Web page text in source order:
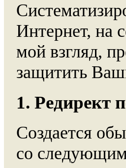
Интернет, на
мой взгляд,
защитить
1. Редирект
Создается
со